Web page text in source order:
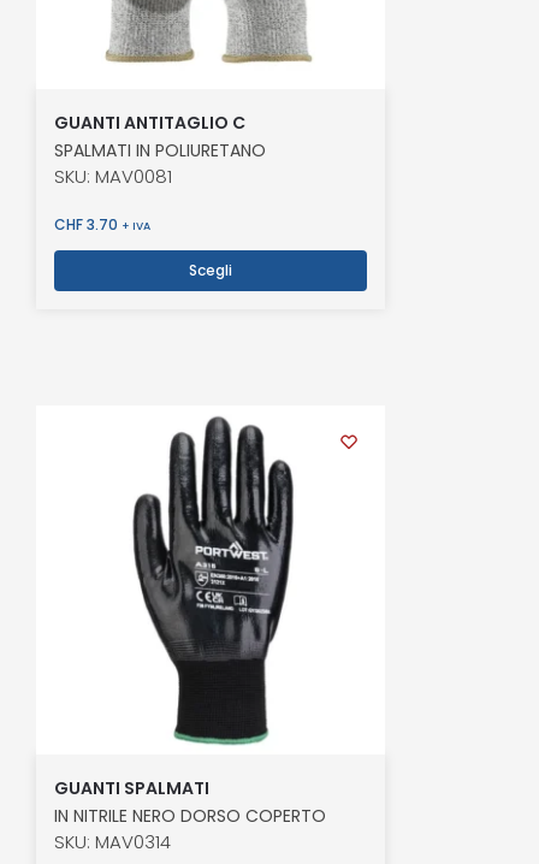
GUANTI ANTITAGLIO C
SPALMATI IN POLIURETANO
SKU: MAV0081
CHF3.70 + IVA
Scegli
GUANTI SPALMATI
IN NITRILE NERO DORSO COPERTO
SKU: MAV0314